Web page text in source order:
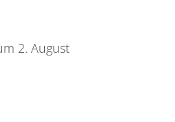
2. August